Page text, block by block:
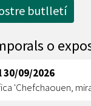
butlletí
o
30/09/2026
'Chefchaouen,